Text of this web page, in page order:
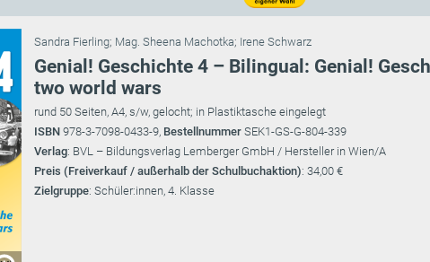
Sandra Fierling; Mag. Sheena Machotka; Irene Schwarz
Genial! Geschichte 4 – Bilingual: Genial!
two world wars
rund 50 Seiten, A4, s/w, gelocht; in Plastiktasche eingelegt
ISBN 978-3-7098-0433-9, Bestellnummer SEK1-GS-G-804-339
Verlag: BVL – Bildungsverlag Lemberger GmbH / Hersteller in Wien/A
Preis (Freiverkauf / außerhalb der Schulbuchaktion): 34,00 €
Zielgruppe: Schüler:innen, 4. Klasse